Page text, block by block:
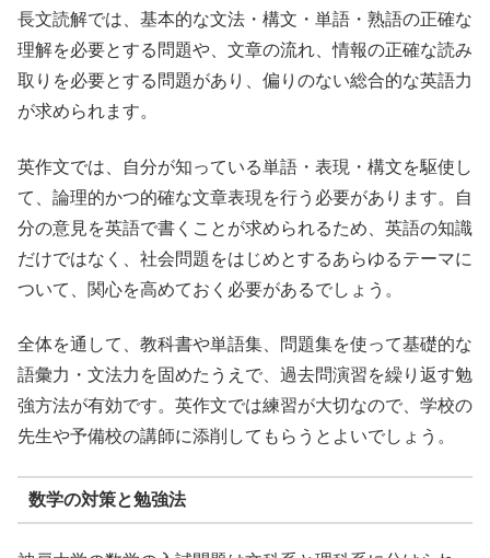
長文読解では、基本的な文法・構文・単語・熟語の正確な
理解を必要とする問題や、文章の流れ、情報の正確な読み
取りを必要とする問題があり、偏りのない総合的な英語力
が求められます。
英作文では、自分が知っている単語・表現・構文を駆使し
て、論理的かつ的確な文章表現を行う必要があります。自
分の意見を英語で書くことが求められるため、英語の知識
だけではなく、社会問題をはじめとするあらゆるテーマに
ついて、関心を高めておく必要があるでしょう。
全体を通して、教科書や単語集、問題集を使って基礎的な
語彙力・文法力を固めたうえで、過去問演習を繰り返す勉
強方法が有効です。英作文では練習が大切なので、学校の
先生や予備校の講師に添削してもらうとよいでしょう。
数学の対策と勉強法